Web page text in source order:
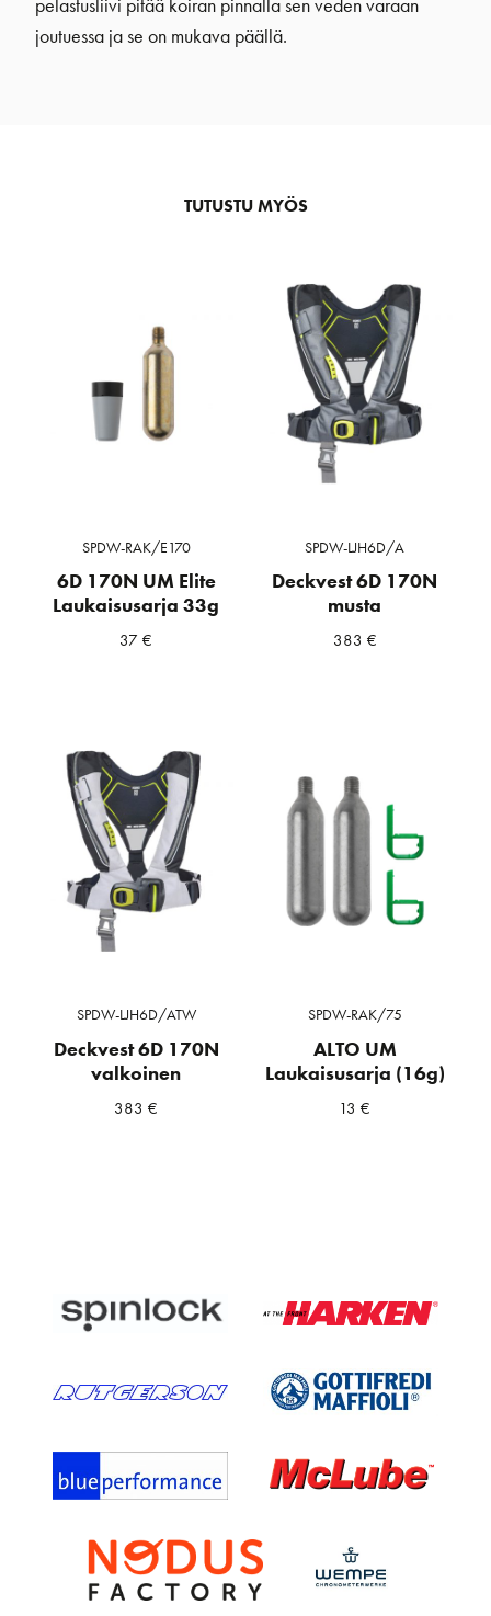
pelastusliivi pitää koiran pinnalla sen veden varaan
joutuessa ja se on mukava päällä.
TUTUSTU MYÖS
SPDW-RAK/E170
6D 170N UM Elite
Laukaisusarja 33g
37€
SPDW-LJH6D/A
Deckvest 6D 170N
musta
383 €
SPDW-LJH6D/ATW
Deckvest 6D 170N
valkoinen
383€
SPDW-RAK/75
ALTO UM
Laukaisusarja (16g)
13€